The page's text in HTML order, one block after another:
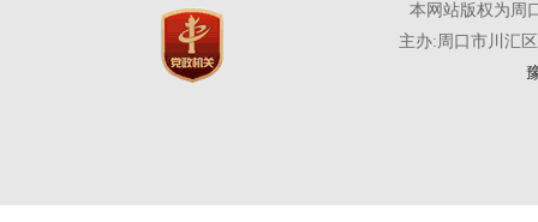
本网站版权为周
主办:周口市川汇